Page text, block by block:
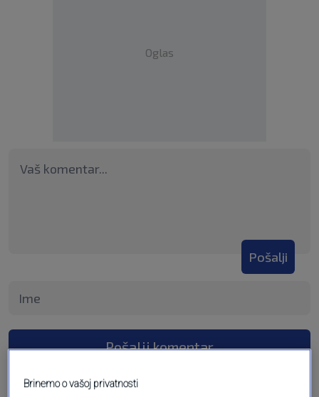
Oglas
Pošalji
Pošalji komentar
Brinemo o vašoj privatnosti